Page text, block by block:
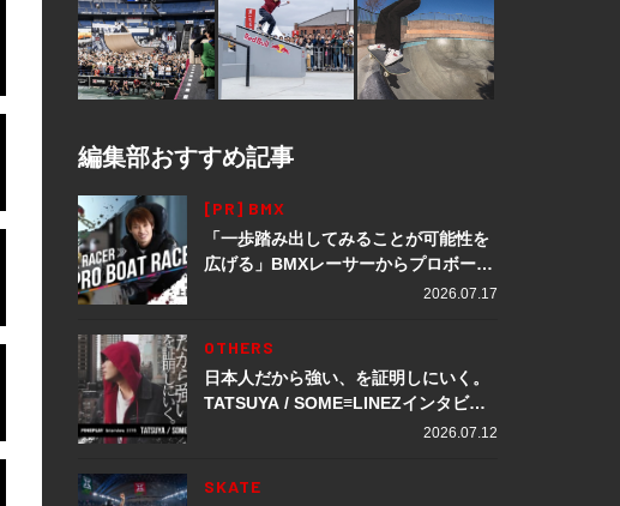
編集部おすすめ記事
[PR] BMX
「一歩踏み出してみることが可能性を
広げる」BMXレーサーからプロボート
レーサーへ転身。上田龍星が体現する
2026.07.17
OTHERS
日本人だから強い、を証明しにいく。
TATSUYA / SOME≡LINEZインタビュ
2026.07.12
SKATE